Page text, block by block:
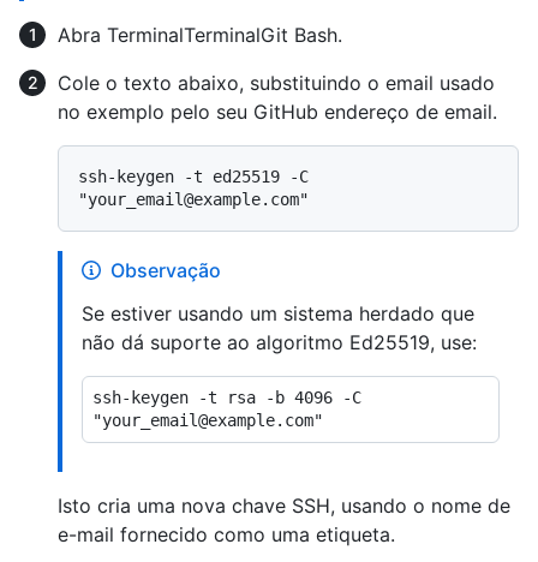
Abra TerminalTerminalGit Bash.
Cole o texto abaixo, substituindo o email usado
no exemplo pelo seu GitHub endereço de email.
ssh-keygen -t ed25519 -C
Observação
Se estiver usando um sistema herdado que
não dá suporte ao algoritmo Ed25519, use:
ssh-keygen -t rsa -b 4096 -C
Isto cria uma nova chave SSH, usando o nome de
e-mail fornecido como uma etiqueta.